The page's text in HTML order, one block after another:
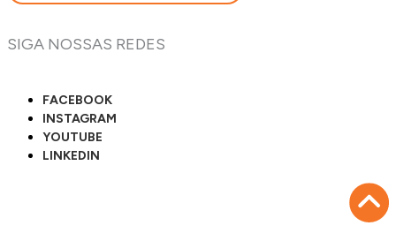
SIGA NOSSAS REDES
FACEBOOK
INSTAGRAM
YOUTUBE
LINKEDIN